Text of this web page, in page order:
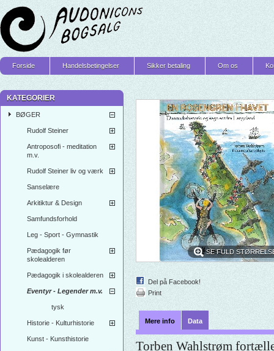
Forside Handelsbetingelser Sikker betaling Om os
KATEGORIER
BØGER
Rudolf Steiner
Antroposofi - meditation
m.v.
Rudolf Steiner liv og værk
Sanselære
Arkitiktur & Design
Samfundsforhold
Leg - Sport - Gymnastik
Pædagogik før
skolealderen
Pædagogik i skolealderen
Eventyr - Legender m.v.
tysk
Historie - Kulturhistorie
Kunst - Kunsthistorie
SE FULD
Del på Facebook!
Print
Mere info Data
Torben Wahlstrøm